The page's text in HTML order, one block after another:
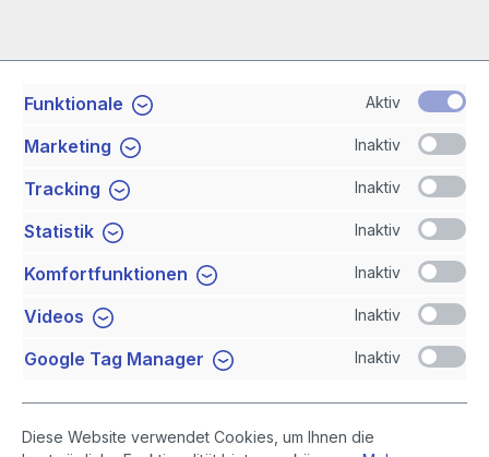
Service-Hotline
Shop Service
Newsletter
Funktionale Aktiv
Marketing Inaktiv
Tracking Inaktiv
Statistik Inaktiv
Komfortfunktionen Inaktiv
Videos Inaktiv
Google Tag Manager Inaktiv
Diese Website verwendet Cookies, um Ihnen die